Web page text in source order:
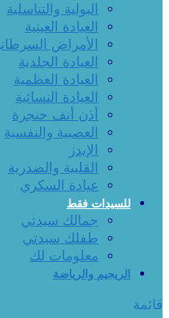
البولية والتناسلية
العيادة العينية
الأمراض
العيادة الجلدية
العيادة العظمية
العيادة النسائية
أذن أنف حنجرة
العصبية والنفسية
الإيدز
القلبية والصدرية
عيادة السكري
للسيدات فقط
جمالك سيدتي
طفلك سيدتي
معلومات لك
الريجيم والرياضة
قائمة